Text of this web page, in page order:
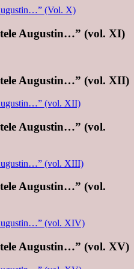
Augustin…” (vol. XI)
Augustin…” (vol. XII)
Augustin…” (vol.
Augustin…” (vol.
Augustin…” (vol. XV)